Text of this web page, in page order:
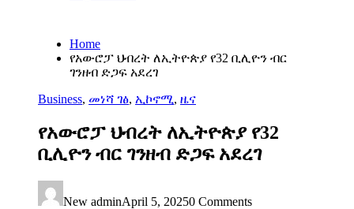
Home
የአውሮፓ ህብረት ለኢትዮጵያ የ32 ቢሊዮን ብር
ገንዘብ ድጋፍ አደረገ
Business, መነሻ ገፅ, ኢኮኖሚ, ዜና
የአውሮፓ ህብረት ለኢትዮጵያ የ32
ቢሊዮን ብር ገንዘብ ድጋፍ አደረገ
New adminApril 5, 20250 Comments